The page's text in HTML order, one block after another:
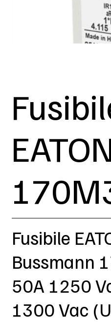
Fusibile
Bussmann
50A 1250
1300 Vac